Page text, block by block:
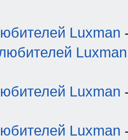
Luxman
Luxman
Luxman
Luxman